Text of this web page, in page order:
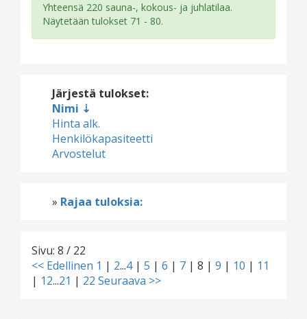
Yhteensä 220 sauna-, kokous- ja juhlatilaa.
Näytetään tulokset 71 - 80.
Järjestä tulokset:
Nimi
Hinta alk.
Henkilökapasiteetti
Arvostelut
» Rajaa tuloksia:
Sivu: 8 / 22
<< Edellinen 1 | 2...4| 5 | 6 | 7 | 8 | 9 | 10 | 11
| 12...21 | 22 Seuraava >>